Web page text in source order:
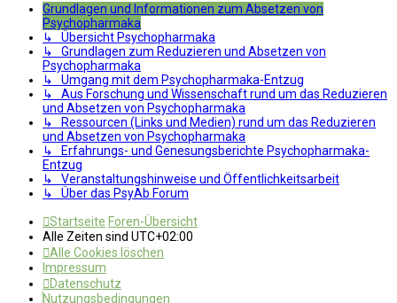
Grundlagen und Informationen zum Absetzen von
Psychopharmaka
↳ Übersicht Psychopharmaka
↳ Grundlagen zum Reduzieren und Absetzen von
Psychopharmaka
↳ Umgang mit dem Psychopharmaka-Entzug
↳ Aus Forschung und Wissenschaft rund um das Reduzieren
und Absetzen von Psychopharmaka
↳ Ressourcen (Links und Medien) rund um das Reduzieren
und Absetzen von Psychopharmaka
↳ Erfahrungs- und Genesungsberichte Psychopharmaka-
Entzug
↳ Veranstaltungshinweise und Öffentlichkeitsarbeit
↳ Über das PsyAb Forum
Startseite Foren-Übersicht
Alle Zeiten sind UTC+02:00
Alle Cookies löschen
Impressum
Datenschutz
Nutzungsbedingungen